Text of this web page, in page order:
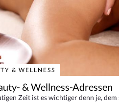
& WELLNESS
& Wellness-Adressen
Zeit ist es wichtiger denn je,